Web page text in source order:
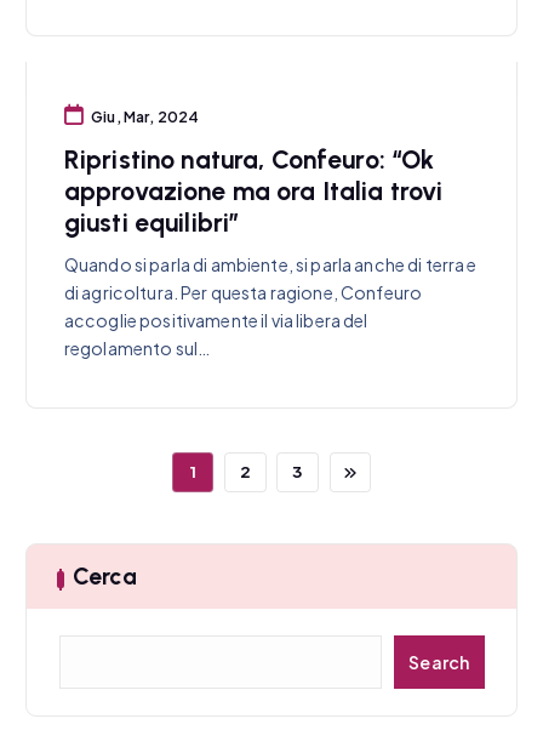
Giu, Mar, 2024
Ripristino natura, Confeuro: “Ok
approvazione ma ora Italia trovi
giusti equilibri”
Quando si parla di ambiente, si parla anche di terra e
di agricoltura. Per questa ragione, Confeuro
accoglie positivamente il via libera del
regolamento sul…
1 2 3
Cerca
Search